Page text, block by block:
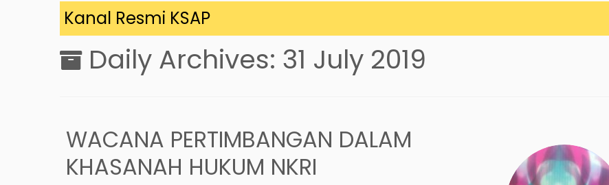
di Kanal Resmi KSAP
Daily Archives: 31 July 2019
WACANA PERTIMBANGAN DALAM
KHASANAH HUKUM NKRI